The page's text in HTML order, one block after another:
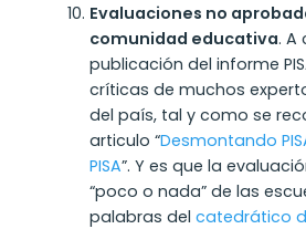
Evaluaciones no
comunidad educativa. A
publicación del informe
críticas de muchos
del país, tal y como se
articulo “Desmontando
PISA”. Y es que la
“poco o nada” de las
palabras del catedrático